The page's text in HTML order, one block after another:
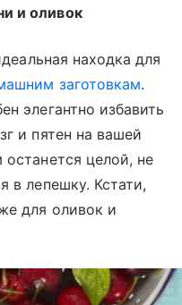
и оливок
находка для
заготовкам.
элегантно избавить
и пятен на вашей
целой, не
в лепешку. Кстати,
для оливок и